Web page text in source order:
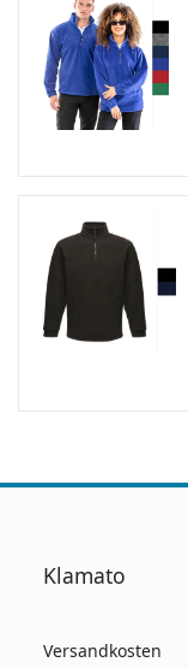
Klamato
Versandkosten